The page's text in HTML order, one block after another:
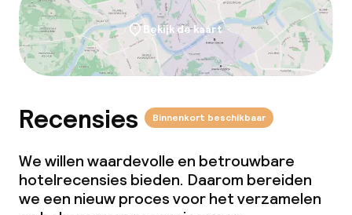
Bekijk de kaart
Recensies Binnenkort beschikbaar
We willen waardevolle en betrouwbare
hotelrecensies bieden. Daarom bereiden
we een nieuw proces voor het verzamelen